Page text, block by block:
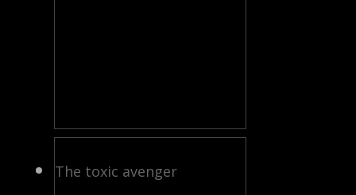
The toxic avenger